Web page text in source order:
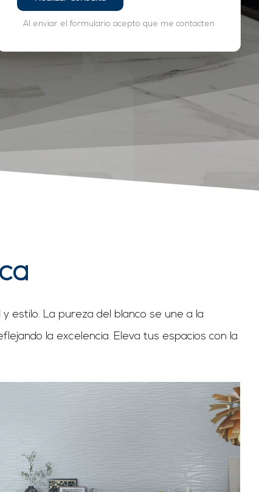
Al enviar el formulario acepto que me contacten
estilo. La pureza del blanco se une a la
la excelencia. Eleva tus espacios con la